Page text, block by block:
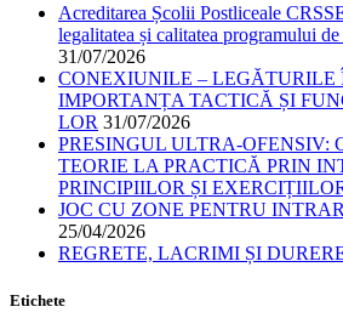
Acreditarea Școlii Postliceale
legalitatea și calitatea programului
31/07/2026
CONEXIUNILE – LEGĂTURILE
IMPORTANȚA TACTICĂ ȘI
LOR 31/07/2026
PRESINGUL ULTRA-OFENSIV:
TEORIE LA PRACTICĂ PRIN
PRINCIPIILOR ȘI
JOC CU ZONE PENTRU
25/04/2026
REGRETE, LACRIMI ȘI
Etichete